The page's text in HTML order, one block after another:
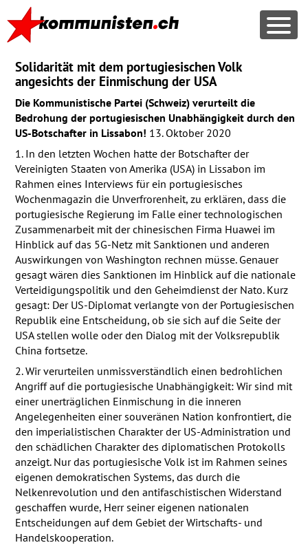
Solidarität mit dem portugiesischen Volk
angesichts der Einmischung der USA
Die Kommunistische Partei (Schweiz) verurteilt die
Bedrohung der portugiesischen Unabhängigkeit durch den
US-Botschafter in Lissabon! 13. Oktober 2020
1. In den letzten Wochen hatte der Botschafter der
Vereinigten Staaten von Amerika (USA) in Lissabon im
Rahmen eines Interviews für ein portugiesisches
Wochenmagazin die Unverfrorenheit, zu erklären, dass die
portugiesische Regierung im Falle einer technologischen
Zusammenarbeit mit der chinesischen Firma Huawei im
Hinblick auf das 5G-Netz mit Sanktionen und anderen
Auswirkungen von Washington rechnen müsse. Genauer
gesagt wären dies Sanktionen im Hinblick auf die nationale
Verteidigungspolitik und den Geheimdienst der Nato. Kurz
gesagt: Der US-Diplomat verlangte von der Portugiesischen
Republik eine Entscheidung, ob sie sich auf die Seite der
USAstellen wolle oder den Dialog mit der Volksrepublik
China fortsetze.
2. Wir verurteilen unmissverständlich einen bedrohlichen
Angriff auf die portugiesische Unabhängigkeit: Wir sind mit
einer unerträglichen Einmischung in die inneren
Angelegenheiten einer souveränen Nation konfrontiert, die
den imperialistischen Charakter der US-Administration und
den schädlichen Charakter des diplomatischen Protokolls
anzeigt. Nur das portugiesische Volk ist im Rahmen seines
eigenen demokratischen Systems, das durch die
Nelkenrevolution und den antifaschistischen Widerstand
geschaffen wurde, Herr seiner eigenen nationalen
Entscheidungen auf dem Gebiet der Wirtschafts- und
Handelskooperation.